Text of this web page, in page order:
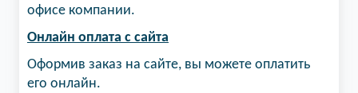
офисе компании.
Онлайн оплата с сайта
Оформив заказ на сайте, вы можете оплатить
его онлайн.